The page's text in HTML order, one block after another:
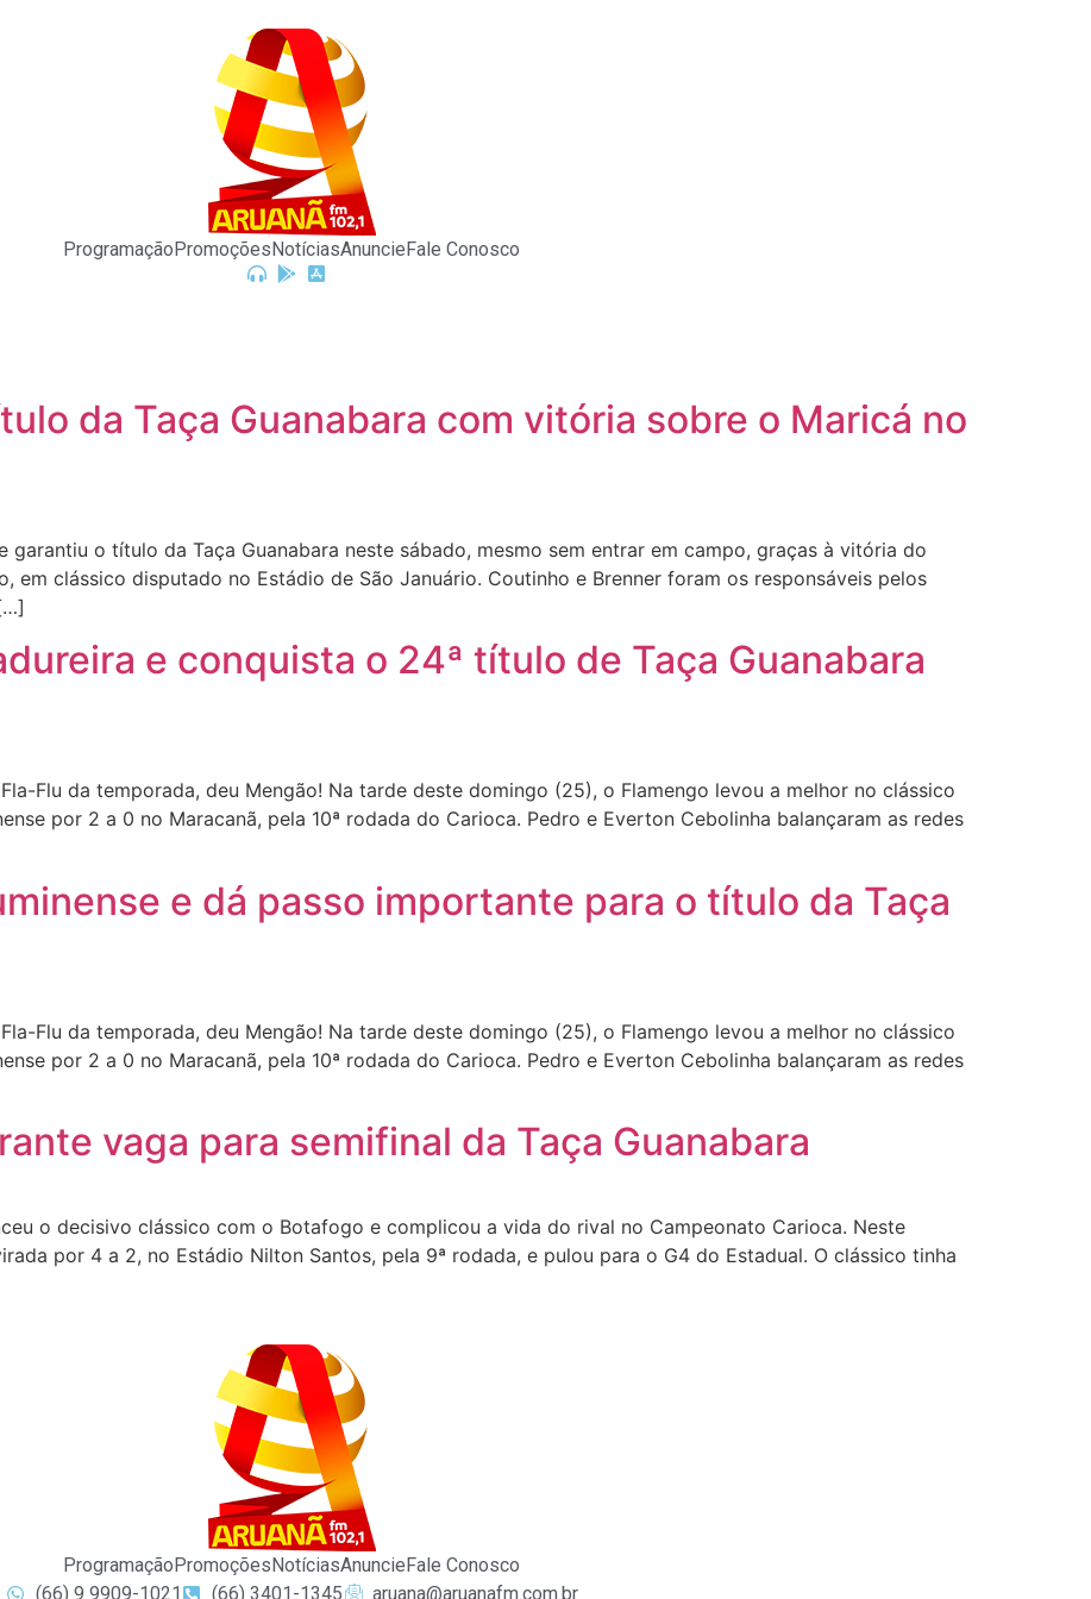
ProgramaçãoPromoçõesNotíciasAnuncieFale Conosco
da Taça Guanabara com vitória sobre o Maricá no
garantiu o título da Taça Guanabara neste sábado, mesmo sem entrar em campo, graças à vitória do
em clássico disputado no Estádio de São Januário. Coutinho e Brenner foram os responsáveis pelos
e conquista o 24ª título de Taça Guanabara
Flu da temporada, deu Mengão! Na tarde deste domingo (25), o Flamengo levou a melhor no clássico
por 2 a 0 no Maracanã, pela 10ª rodada do Carioca. Pedro e Everton Cebolinha balançaram as redes
e dá passo importante para o título da Taça
Flu da temporada, deu Mengão! Na tarde deste domingo (25), o Flamengo levou a melhor no clássico
por 2 a 0 no Maracanã, pela 10ª rodada do Carioca. Pedro e Everton Cebolinha balançaram as redes
vaga para semifinal da Taça Guanabara
o decisivo clássico com o Botafogo e complicou a vida do rival no Campeonato Carioca. Neste
por 4 a 2, no Estádio Nilton Santos, pela 9ª rodada, e pulou para o G4 do Estadual. O clássico tinha
ProgramaçãoPromoçõesNotíciasAnuncieFale Conosco
(66) 9 9909-1021
(66) 3401-1345 aruana@aruanafm.com.br